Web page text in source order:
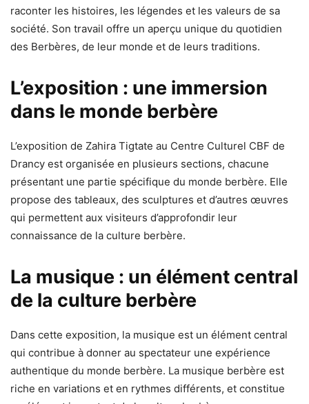
raconter les histoires, les légendes et les valeurs de sa
société. Son travail offre un aperçu unique du quotidien
des Berbères, de leur monde et de leurs traditions.
L’exposition : une immersion
dans le monde berbère
L’exposition de Zahira Tigtate au Centre Culturel CBF de
Drancy est organisée en plusieurs sections, chacune
présentant une partie spécifique du monde berbère. Elle
propose des tableaux, des sculptures et d’autres œuvres
qui permettent aux visiteurs d’approfondir leur
connaissance de la culture berbère.
La musique : un élément central
de la culture berbère
Dans cette exposition, la musique est un élément central
qui contribue à donner au spectateur une expérience
authentique du monde berbère. La musique berbère est
riche en variations et en rythmes différents, et constitue